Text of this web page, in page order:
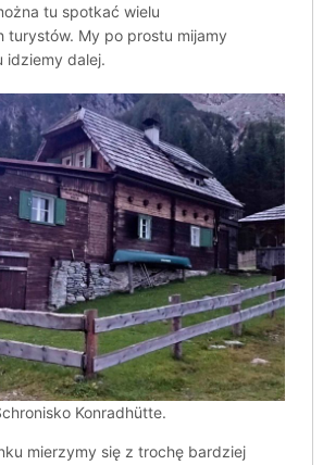
tu spotkać wielu
turystów. My po prostu mijamy
idziemy dalej.
Konradhütte.
mierzymy się z trochę bardziej